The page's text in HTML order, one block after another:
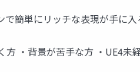
簡単にリッチな表現が手に
・背景が苦手な方 ・UE4